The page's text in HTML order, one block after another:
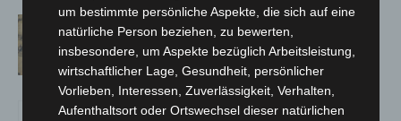
Hannover Klassik Open Air 2026:
Französische Oper im Maschpark
um bestimmte persönliche Aspekte, die sich auf eine
natürliche Person beziehen, zu bewerten,
insbesondere, um Aspekte bezüglich Arbeitsleistung,
wirtschaftlicher Lage, Gesundheit, persönlicher
Vorlieben, Interessen, Zuverlässigkeit, Verhalten,
Aufenthaltsort oder Ortswechsel dieser natürlichen